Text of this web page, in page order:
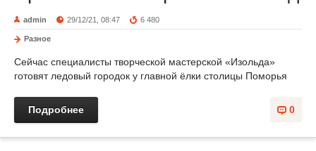
admin 29/12/21, 08:47 6 480
Разное
Сейчас специалисты творческой мастерской «Изольда»
готовят ледовый городок у главной ёлки столицы Поморья
0
Подробнее